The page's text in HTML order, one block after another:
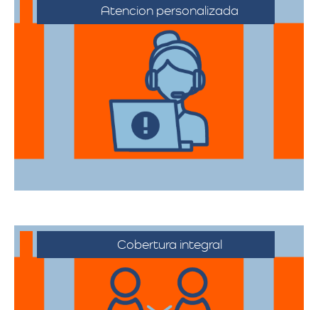
Atencion personalizada
Nuestros asesores están a su disposición
para acompañarte en cada etapa del
proceso, asegurando que todas sus
necesidades sean atendidas.
Cobertura integral
Ofrecemos servicios de trasteos en toda